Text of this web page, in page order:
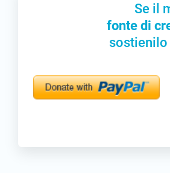
Se il
fonte di
sostienilo